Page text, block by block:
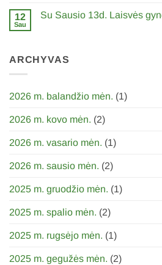
Lietuvos
nepriklausombės
Su
12
Sau
Su Sausio 13d. Laisvės
Sausio
35m.
ARCHYVAS
2026 m. balandžio mėn. (1)
2026 m. kovo mėn. (2)
2026 m. vasario mėn. (1)
2026 m. sausio mėn. (2)
2025 m. gruodžio mėn. (1)
2025 m. spalio mėn. (2)
2025 m. rugsėjo mėn. (1)
2025 m. gegužės mėn. (2)